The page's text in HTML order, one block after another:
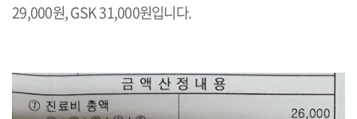
29,000원, GSK 31,000원입니다.